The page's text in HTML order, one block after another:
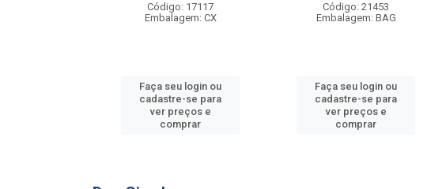
Código: 17117
Embalagem: CX
Faça seu login ou
cadastre-se para
ver preços e
comprar
Código: 21453
Embalagem: BAG
Faça seu login ou
cadastre-se para
ver preços e
comprar